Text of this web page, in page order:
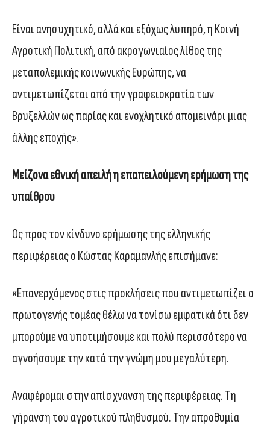
Είναι ανησυχητικό, αλλά και εξόχως λυπηρό, η Κοινή
Αγροτική Πολιτική, από ακρογωνιαίος λίθος της
μεταπολεμικής κοινωνικής Ευρώπης, να
αντιμετωπίζεται από την γραφειοκρατία των
Βρυξελλών ως παρίας και ενοχλητικό απομεινάρι μιας
άλλης εποχής».
Μείζονα εθνική απειλή η επαπειλούμενη ερήμωση της
υπαίθρου
Ως προς τον κίνδυνο ερήμωσης της ελληνικής
περιφέρειας ο Κώστας Καραμανλής επισήμανε:
«Επανερχόμενος στις προκλήσεις που αντιμετωπίζει ο
πρωτογενής τομέας θέλω να τονίσω εμφατικά ότι δεν
μπορούμε να υποτιμήσουμε και πολύ περισσότερο να
αγνοήσουμε την κατά την γνώμη μου μεγαλύτερη.
Αναφέρομαι στην απίσχνανση της περιφέρειας. Τη
γήρανση του αγροτικού πληθυσμού. Την απροθυμία